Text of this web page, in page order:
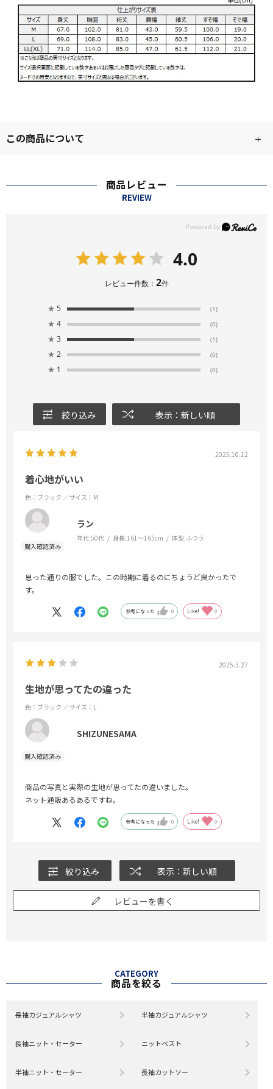
この商品について
商品レビュー
REVIEW
4.0
レビュー件数： 2件
★ 5 (1)
★ 4 (0)
★ 3 (1)
★ 2 (0)
★ 1 (0)
絞り込み 表示：新しい順
2025.10.12
着心地がいい
色：ブラック ／サイズ：M
ラン
年代:50代 身長:161～165cm 体型:ふつう
思った通りの服でした。この時期に着るのにちょうど良かったで
す。
参考になった 0 Like! 0
2025.3.27
生地が思ってたの違った
色：ブラック ／サイズ：L
SHIZUNESAMA
商品の写真と実際の生地が思ってたの違いました。
ネット通販あるあるですね。
参考になった 0 Like! 0
絞り込み 表示：新しい順
レビューを書く
CATEGORY
商品を絞る
長袖カジュアルシャツ 半袖カジュアルシャツ
長袖ニット・セーター ニットベスト
半袖ニット・セーター 長袖カットソー